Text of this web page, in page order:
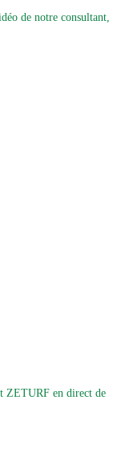
de notre consultant,
ZETURF en direct de